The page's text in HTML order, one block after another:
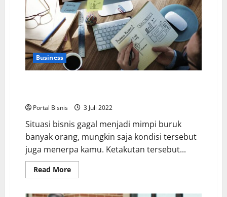
Business
Portal Bisnis 3 Juli 2022
Situasi bisnis gagal menjadi mimpi buruk
banyak orang, mungkin saja kondisi tersebut
juga menerpa kamu. Ketakutan tersebut...
Read More